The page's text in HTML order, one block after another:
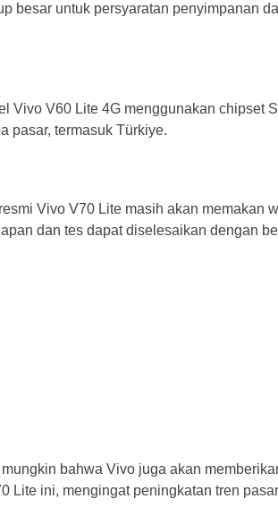
besar untuk persyaratan penyimpanan
Vivo V60 Lite 4G menggunakan chipset
pasar, termasuk Türkiye.
Vivo V70 Lite masih akan memakan
dan tes dapat diselesaikan dengan
bahwa Vivo juga akan
Lite ini, mengingat peningkatan tren